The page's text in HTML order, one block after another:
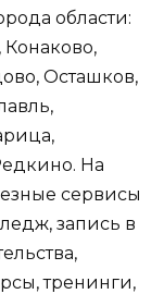
области:
Осташков,
На
сервисы
запись в
тренинги,